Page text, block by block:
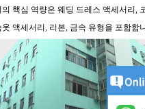
의 핵심 역량은 웨딩 드레스 액세서리,
옷 액세서리, 리본, 금속 유형을 포함합